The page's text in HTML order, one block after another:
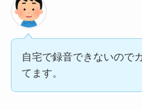
自宅で録音できないので
てます。